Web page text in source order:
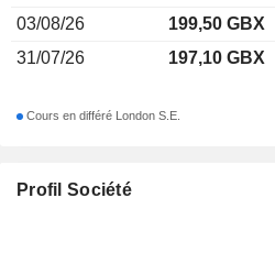
Profil Société
03/08/26
199,50 GBX
31/07/26
197,10 GBX
Cours en différé London S.E.